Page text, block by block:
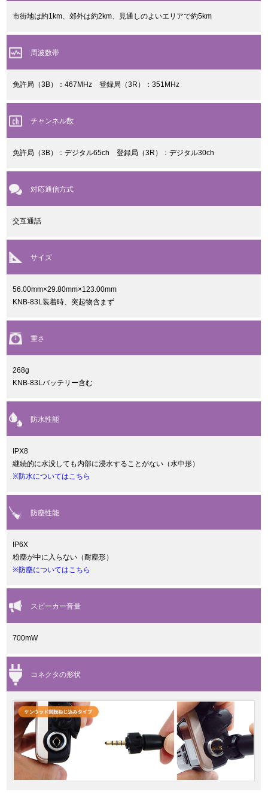
市街地は約1km、郊外は約2km、見通しのよいエリアで約5km
周波数帯
免許局（3B）：467MHz 登録局（3R）：351MHz
チャンネル数
免許局（3B）：デジタル65ch 登録局（3R）：デジタル30ch
対応通信方式
交互通話
サイズ
56.00mm×29.80mm×123.00mm
KNB-83L装着時、突起物含まず
重さ
268g
KNB-83Lバッテリー含む
防水性能
IPX8
継続的に水没しても内部に浸水することがない（水中形）
※防水についてはこちら
防塵性能
IP6X
粉塵が中に入らない（耐塵形）
※防塵についてはこちら
スピーカー音量
700mW
コネクタの形状